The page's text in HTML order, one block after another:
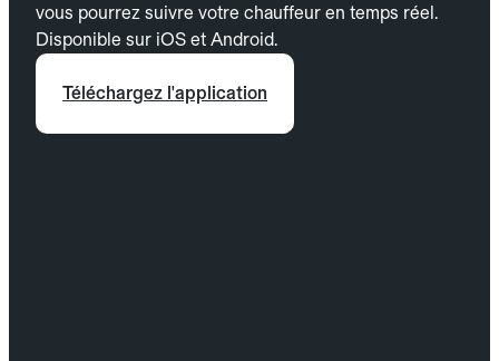
vous pourrez suivre votre chauffeur en temps réel.
Disponible sur iOS et Android.
Téléchargez l'application